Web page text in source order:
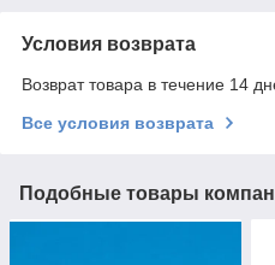
Условия возврата
Возврат товара в течение 14
Все условия возврата
Подобные товары